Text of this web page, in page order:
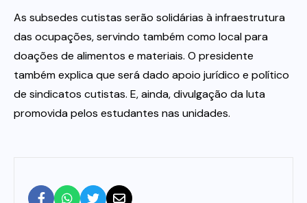
As subsedes cutistas serão solidárias à infraestrutura
das ocupações, servindo também como local para
doações de alimentos e materiais. O presidente
também explica que será dado apoio jurídico e político
de sindicatos cutistas. E, ainda, divulgação da luta
promovida pelos estudantes nas unidades.